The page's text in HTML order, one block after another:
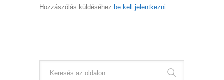
Hozzászólás küldéséhez be kell jelentkezni.